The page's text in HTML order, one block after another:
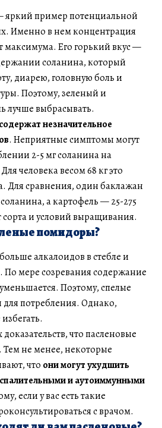
яркий пример потенциальной
Именно в нем концентрация
максимума. Его горький вкус —
соланина, который
диарею, головную боль и
Поэтому, зеленый и
лучше выбрасывать.
незначительное
. Неприятные симптомы могут
2-5 мг соланина на
человека весом 68 кг это
Для сравнения, один баклажан
а картофель — 25-275
сорта и условий выращивания.
помидоры?
алкалоидов в стебле и
По мере созревания содержание
Поэтому, спелые
потребления. Однако,
что пасленовые
Тем не менее, некоторые
что они могут ухудшить
и аутоиммунными
если у вас есть такие
с врачом.